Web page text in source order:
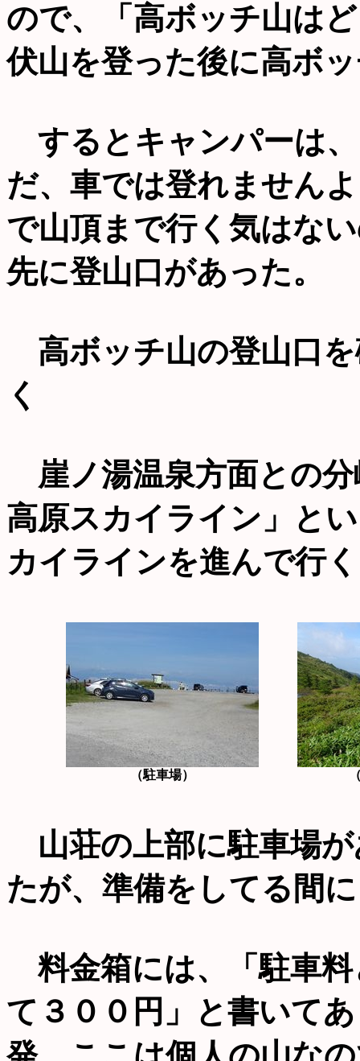
ので、「高ボッチ山は
伏山を登った後に高ボ
するとキャンパーは
だ、車では登れません
で山頂まで行く気はな
先に登山口があった。
高ボッチ山の登山口
く
崖ノ湯温泉方面との
高原スカイライン」と
カイラインを進んで行
（駐車場）
山荘の上部に駐車場
たが、準備をしてる間
料金箱には、「駐車料
て３００円」と書いて